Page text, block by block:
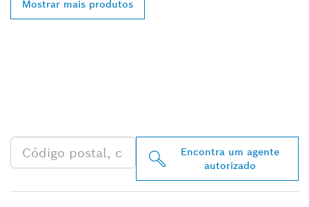
Mostrar mais produtos
Encontra um agente
autorizado